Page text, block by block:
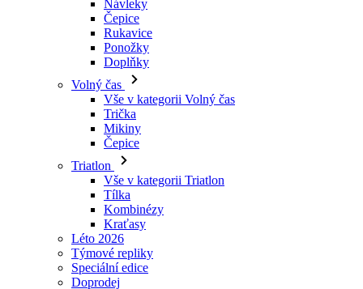
Volný čas
Vše v kategorii Volný čas
Trička
Mikiny
Čepice
Triatlon
Vše v kategorii Triatlon
Tílka
Kombinézy
Kraťasy
Léto 2026
Týmové repliky
Speciální edice
Doprodej
Dárkové poukazy
Ženy
Vše v kategorii Ženy